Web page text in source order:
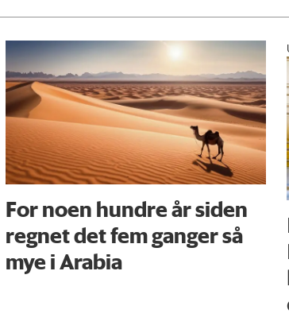
For noen hundre år siden
regnet det fem ganger så
mye i Arabia